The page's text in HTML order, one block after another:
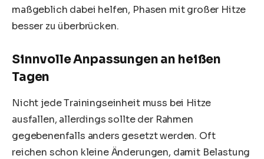
maßgeblich dabei helfen, Phasen mit großer Hitze
besser zu überbrücken.
Sinnvolle Anpassungen an heißen
Tagen
Nicht jede Trainingseinheit muss bei Hitze
ausfallen, allerdings sollte der Rahmen
gegebenenfalls anders gesetzt werden. Oft
reichen schon kleine Änderungen, damit Belastung